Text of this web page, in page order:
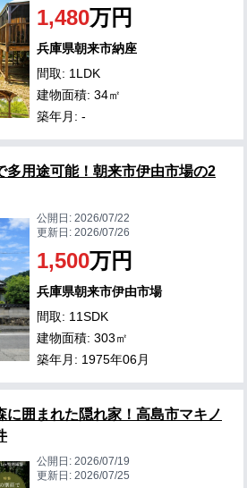
1,480万円
兵庫県朝来市納座
間取: 1LDK
建物面積: 34㎡
築年月: -
多用途可能！朝来市伊由市場の2
公開日:2026/07/22
更新日:2026/07/26
1,500万円
兵庫県朝来市伊由市場
間取: 11SDK
建物面積: 303㎡
築年月: 1975年06月
に囲まれた隠れ家！高島市マキノ
公開日:2026/07/19
更新日:2026/07/25